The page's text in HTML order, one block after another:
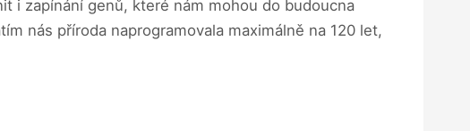
i zapínání genů, které nám mohou do budoucna
nás příroda naprogramovala maximálně na 120 let,